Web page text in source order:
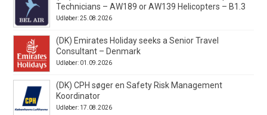
Technicians – AW189 or AW139 Helicopters – B1.3
Udløber: 25.08.2026
(DK) Emirates Holiday seeks a Senior Travel
Consultant – Denmark
Udløber: 01.09.2026
(DK) CPH søger en Safety Risk Management
Koordinator
Udløber: 17.08.2026